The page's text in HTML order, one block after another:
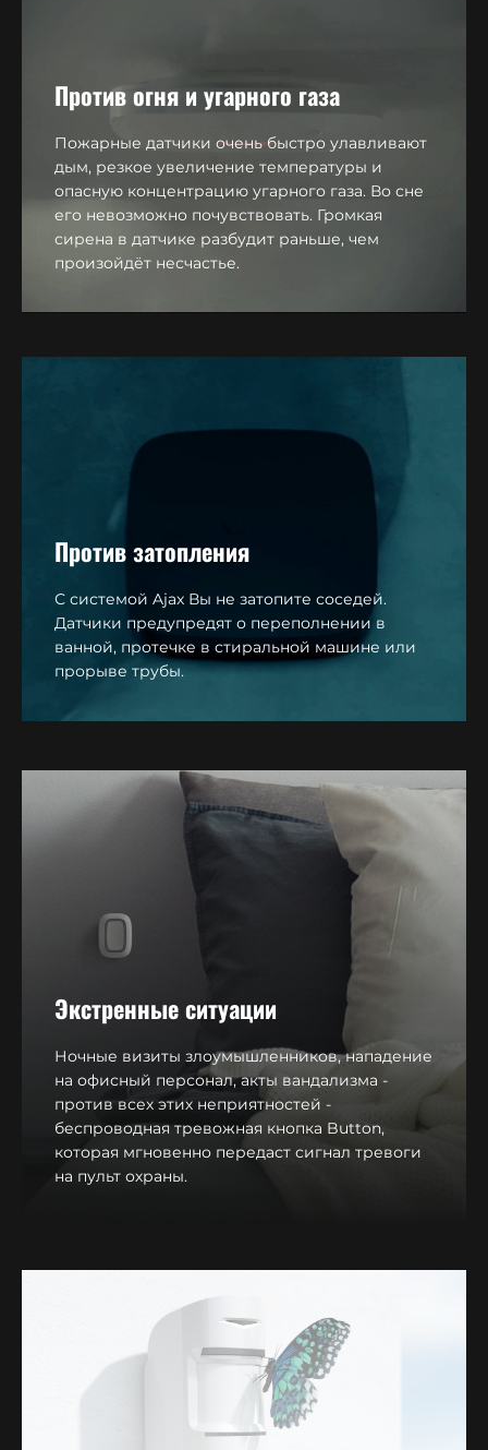
Против огня и угарного газа
Пожарные датчики очень быстро улавливают
дым, резкое увеличение температуры и
опасную концентрацию угарного газа. Во сне
его невозможно почувствовать. Громкая
сирена в датчике разбудит раньше, чем
произойдёт несчастье.
Против затопления
С системой Ajax Вы не затопите соседей.
Датчики предупредят о переполнении в
ванной, протечке в стиральной машине или
прорыве трубы.
Экстренные ситуации
Ночные визиты злоумышленников, нападение
на офисный персонал, акты вандализма -
против всех этих неприятностей -
беспроводная тревожная кнопка Button,
которая мгновенно передаст сигнал тревоги
на пульт охраны.